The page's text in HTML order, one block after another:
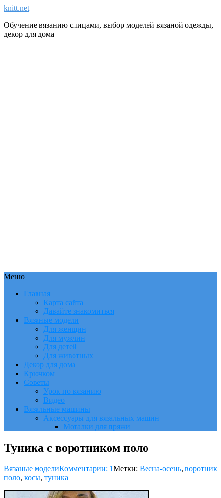
knitt.net
Обучение вязанию спицами, выбор моделей вязаной одежды,
декор для дома
Меню
Главная
Карта сайта
Давайте знакомиться
Вязаные модели
Для женщин
Для мужчин
Для детей
Для животных
Декор для дома
Крючком
Советы
Урок по вязанию
Видео
Вязальные машины
Аксессуары для вязальных машин
Моталки для пряжи
Туника с воротником поло
Вязаные моделиКомментарии: 1Метки: Весна-осень, воротник
поло, косы, туника